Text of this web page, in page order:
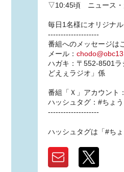
▽10:45頃 ニュース・
毎日1名様にオリジナ
--------------------
番組へのメッセージは
メール：
ハガキ：〒552-8501ラ
どえぇラジオ」係
番組「Ｘ」アカウント：
ハッシュタグ：#ちょ
--------------------
ハッシュタグは「#ちょ